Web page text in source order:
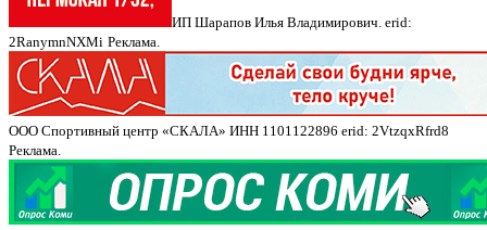
ИП Шарапов Илья Владимирович. erid:
2RanymnNXMi Реклама.
ООО Спортивный центр «СКАЛА» ИНН 1101122896 erid: 2VtzqxRfrd8
Реклама.